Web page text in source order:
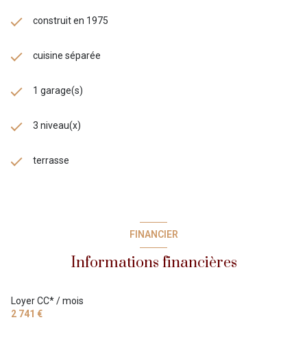
construit en 1975
cuisine séparée
1 garage(s)
3 niveau(x)
terrasse
FINANCIER
Informations financières
Loyer CC* / mois
2 741 €